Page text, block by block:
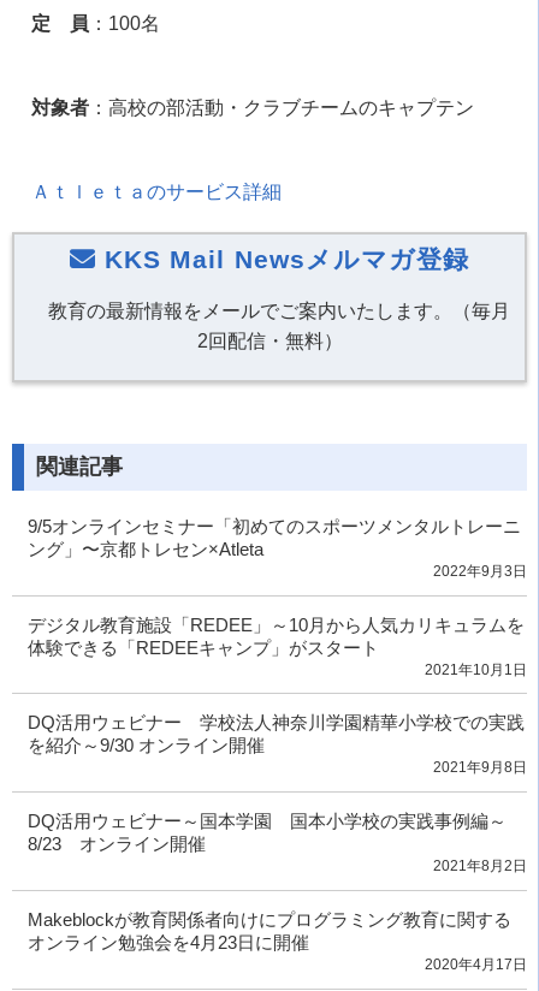
定 員 ： 100名
対象者 ：高校の部活動・クラブチームのキャプテン
Ａｔｌｅｔａのサービス詳細
KKS Mail Newsメルマガ登録
教育の最新情報をメールでご案内いたします。（毎月
2回配信・無料）
関連記事
9/5オンラインセミナー「初めてのスポーツメンタルトレーニ
ング」〜京都トレセン×Atleta
2022年9月3日
デジタル教育施設「REDEE」～10月から人気カリキュラムを
体験できる「REDEEキャンプ」がスタート
2021年10月1日
DQ活用ウェビナー 学校法人神奈川学園精華小学校での実践
を紹介～9/30 オンライン開催
2021年9月8日
DQ活用ウェビナー～国本学園 国本小学校の実践事例編～
8/23 オンライン開催
2021年8月2日
Makeblockが教育関係者向けにプログラミング教育に関する
オンライン勉強会を4月23日に開催
2020年4月17日